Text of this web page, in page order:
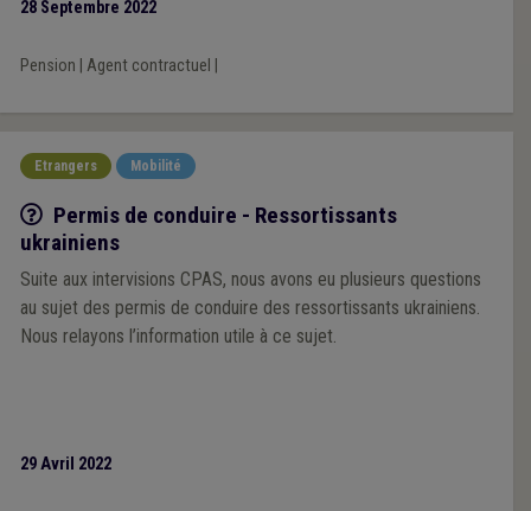
28 Septembre 2022
Pension Agent contractuel
Etrangers Mobilité
Q/R
Permis de conduire - Ressortissants
ukrainiens
Suite aux intervisions CPAS, nous avons eu plusieurs questions
au sujet des permis de conduire des ressortissants ukrainiens.
Nous relayons l’information utile à ce sujet.
29 Avril 2022